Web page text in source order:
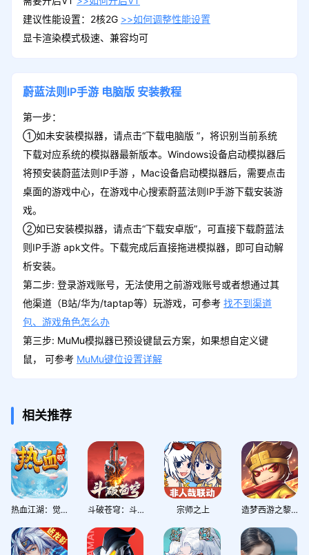
建议性能设置：2核2G >>如何调整性能设置
显卡渲染模式极速、兼容均可
蔚蓝法则IP手游 电脑版 安装教程
第一步：
①如未安装模拟器，请点击“下载电脑版 ”，将识别当前系统
下载对应系统的模拟器最新版本。Windows设备启动模拟器后
将预安装蔚蓝法则IP手游 ，Mac设备启动模拟器后，需要点击
桌面的游戏中心，在游戏中心搜索蔚蓝法则IP手游下载安装游
戏。
②如已安装模拟器，请点击“下载安卓版”，可直接下载蔚蓝法
则IP手游 apk文件。下载完成后直接拖进模拟器，即可自动解
析安装。
第二步: 登录游戏账号，无法使用之前游戏账号或者想通过其
他渠道（B站/华为/taptap等）玩游戏，可参考 找不到渠道
包、游戏角色怎么办
第三步: MuMu模拟器已预设键鼠云方案，如果想自定义键
鼠， 可参考 MuMu键位设置详解
相关推荐
热血江湖：觉醒 斗破苍穹：斗帝之路 宗师之上 造梦西游之黎尤浩劫篇